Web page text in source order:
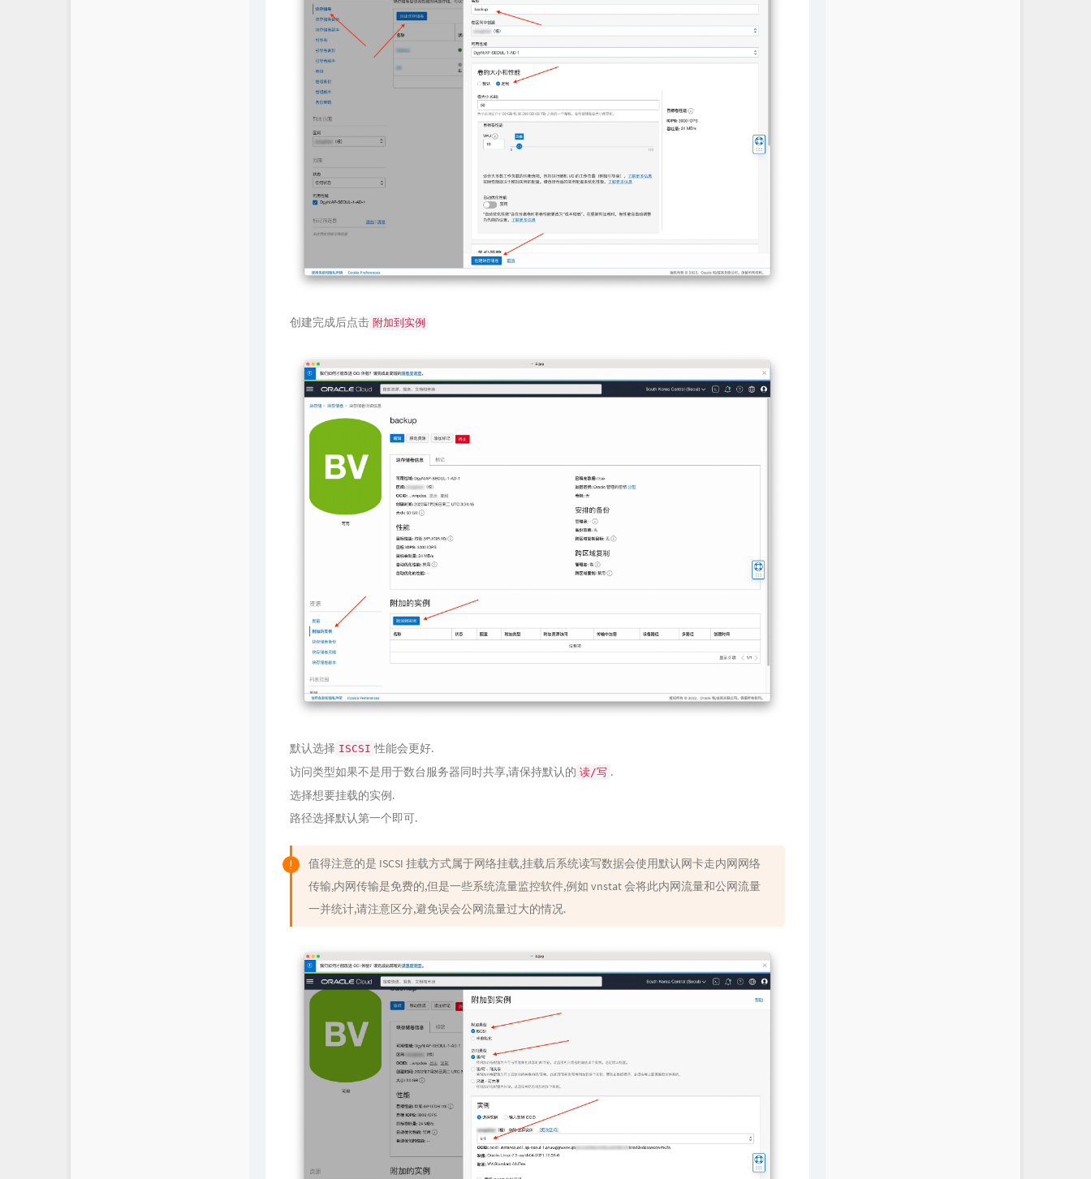
创建完成后点击 附加到实例
默认选择 ISCSI 性能会更好.
访问类型如果不是用于数台服务器同时共享,请保持默认的 读/写 .
选择想要挂载的实例.
路径选择默认第一个即可.
值得注意的是 ISCSI 挂载方式属于网络挂载,挂载后系统读写数据会使用默认网卡走内网网络
传输,内网传输是免费的,但是一些系统流量监控软件,例如 vnstat 会将此内网流量和公网流量
一并统计,请注意区分,避免误会公网流量过大的情况.